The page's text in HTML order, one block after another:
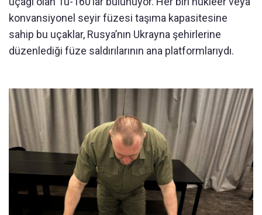
konvansiyonel seyir füzesi taşıma kapasitesine
sahip bu uçaklar, Rusya’nın Ukrayna şehirlerine
düzenlediği füze saldırılarının ana platformlarıydı.